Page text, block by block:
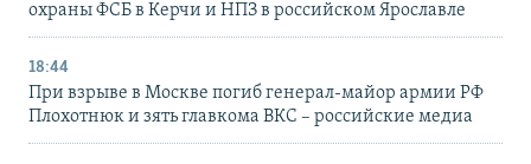
охраны ФСБ в Керчи и НПЗ в российском Ярославле
18:44
При взрыве в Москве погиб генерал-майор армии РФ
Плохотнюк и зять главкома ВКС – российские медиа